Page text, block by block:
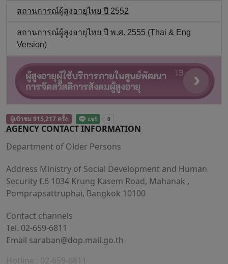
สถานการณ์ผู้สูงอายุไทย ปี 2552
สถานการณ์ผู้สูงอายุไทย ปี พ.ศ. 2555 (Thai & Eng
Version)
ผู้เข้าชม 915,217 ครั้ง
AGENCY CONTACT INFORMATION
Department of Older Persons
Address Ministry of Social Development and Human
Security f.6 1034 Krung Kasem Road, Mahanak ,
Pomprapsattruphai, Bangkok 10100
Contact channels
Tel. 02-659-6811
Email saraban@dop.mail.go.th
Hotline : 02-659-6811